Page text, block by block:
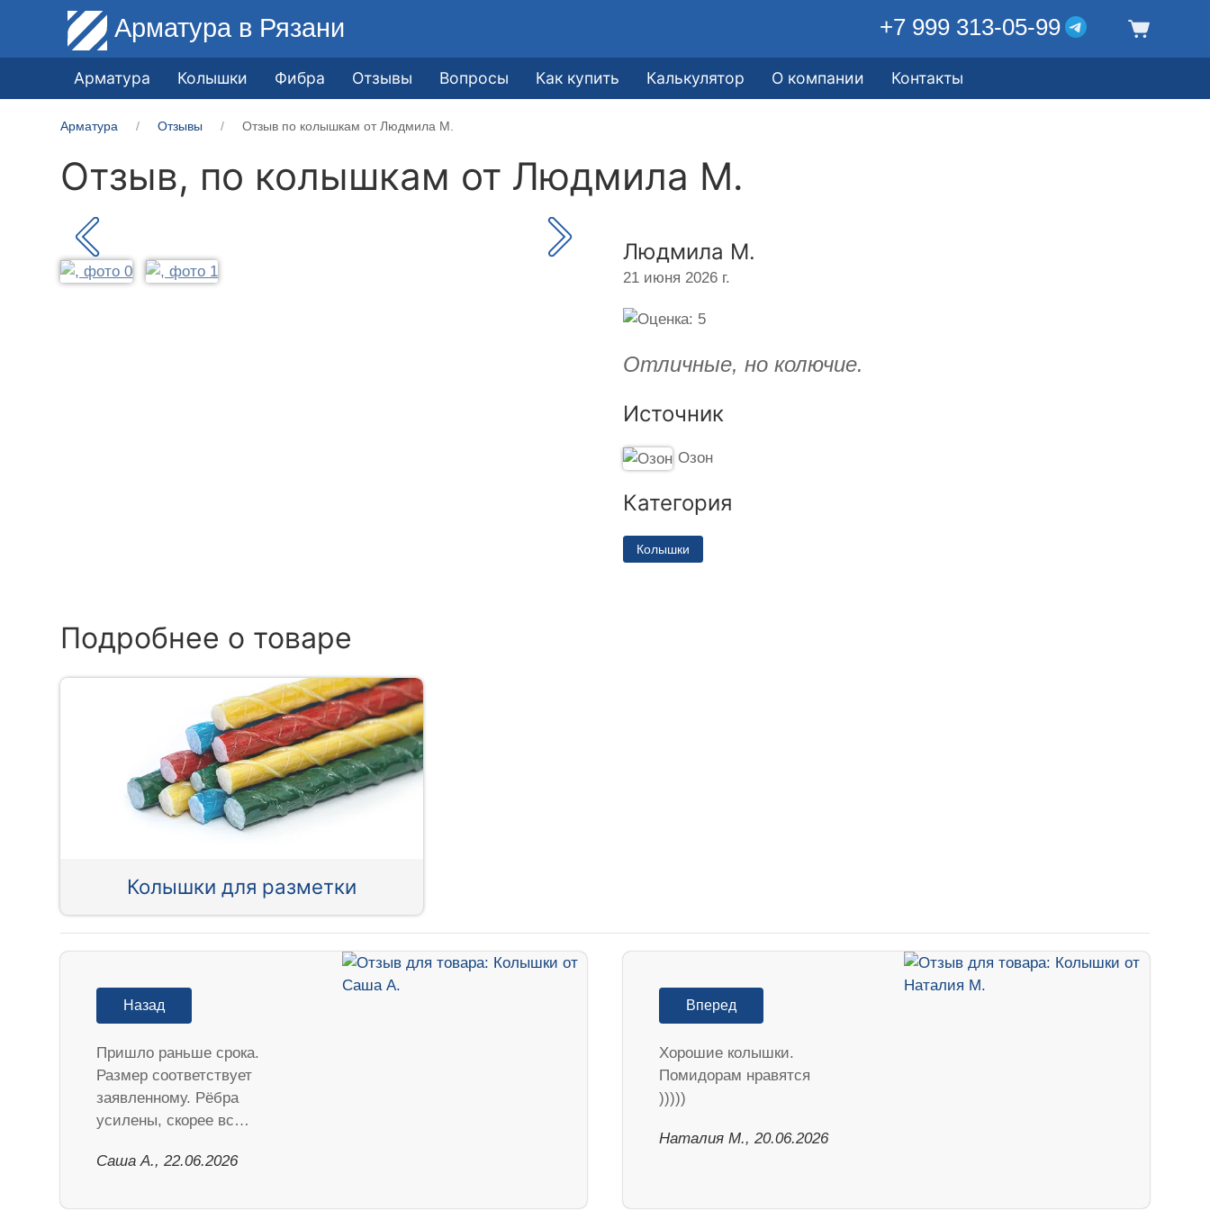
Арматура в Рязани +7 999 313-05-99
Арматура Колышки Фибра Отзывы Вопросы Как купить Калькулятор О компании Контакты
Арматура Отзывы Отзыв по колышкам от Людмила М.
Отзыв, по колышкам от Людмила М.
Людмила М.
21 июня 2026 г.
Отличные, но колючие.
Источник
Озон
Категория
Колышки
Подробнее о товаре
Колышки для разметки
Назад
Пришло раньше срока.
Размер соответствует
заявленному. Рёбра
усилены, скорее вс…
Саша А., 22.06.2026
Вперед
Хорошие колышки.
Помидорам нравятся
)))))
Наталия М., 20.06.2026